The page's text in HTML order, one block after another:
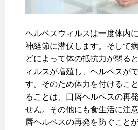
ヘルペスウィルスは一度体内
神経節に潜伏します。そして
どによって体の抵抗力が弱る
ィルスが増殖し、ヘルペスが
す。そのため体力を付けるこ
ることは、口唇ヘルペスの再
せん。その他にも食生活に注
唇ヘルペスの再発を防ぐこと